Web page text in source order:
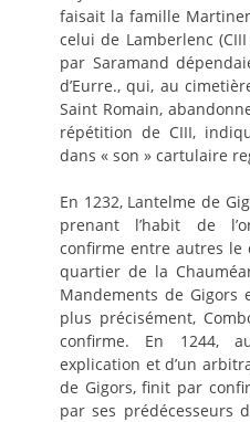
faisait la famille
celui de Lamberlenc
par Saramand
d’Eurre., qui, au
Saint Romain,
répétition de CIII,
dans « son » cartulaire
En 1232, Lantelme de
prenant l’habit de
confirme entre autres le
quartier de la
Mandements de Gigors
plus précisément,
confirme. En 1244,
explication et d’un
de Gigors, finit par
par ses prédécesseurs